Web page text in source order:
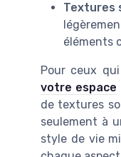
Textures
éléments
Pour ceux
votre espace
de textures
seulement à
style de vie